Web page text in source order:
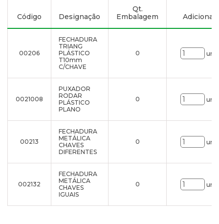
Código Designação
Qt.
Embalagem
Adicionar
00206
FECHADURA
TRIANG
PLÁSTICO
T10mm
C/CHAVE
0 uni.
0021008
PUXADOR
RODAR
PLÁSTICO
PLANO
0 uni.
00213
FECHADURA
METÁLICA
CHAVES
DIFERENTES
0 uni.
002132
FECHADURA
METÁLICA
CHAVES
IGUAIS
0 uni.